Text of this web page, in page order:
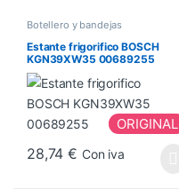
Botellero y bandejas
Estante frigorifico BOSCH
KGN39XW35 00689255
ORIGINAL
28,74€ Con iva